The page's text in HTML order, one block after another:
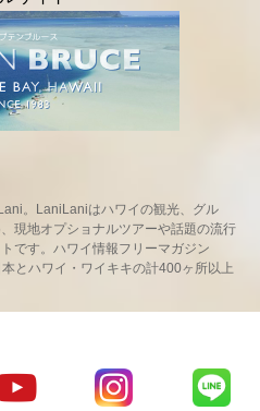
。LaniLaniはハワイの観光、グル
現地オプショナルツアーや話題の流行
です。ハワイ情報フリーマガジン
とハワイ・ワイキキの計400ヶ所以上